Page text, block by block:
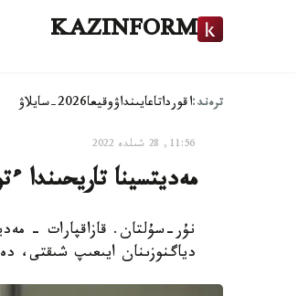
KAZINFORM
ترەند:اقورداتاعايىنداۋوقيعا2026-سايلاۋ
11:56, 28 شىلدە 2022
مەديتسينا تاريحىندا
نۇر-سۇلتان. قازاقپارات -
دياگنوزىنان ايىعىپ شىقتى، دەپ